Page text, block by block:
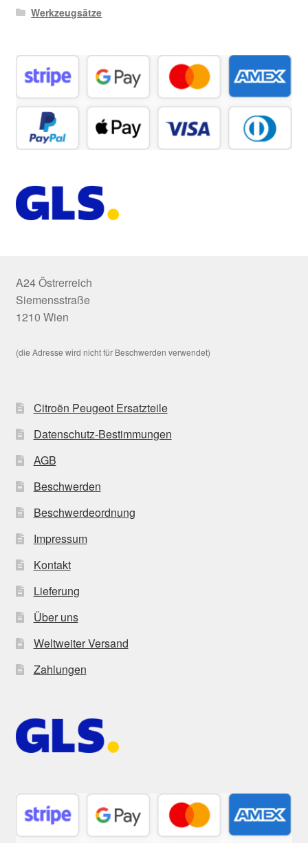
Werkzeugsätze
A24 Östrerreich
Siemensstraße
1210 Wien
(die Adresse wird nicht für Beschwerden verwendet)
Citroën Peugeot Ersatzteile
Datenschutz-Bestimmungen
AGB
Beschwerden
Beschwerdeordnung
Impressum
Kontakt
Lieferung
Über uns
Weltweiter Versand
Zahlungen